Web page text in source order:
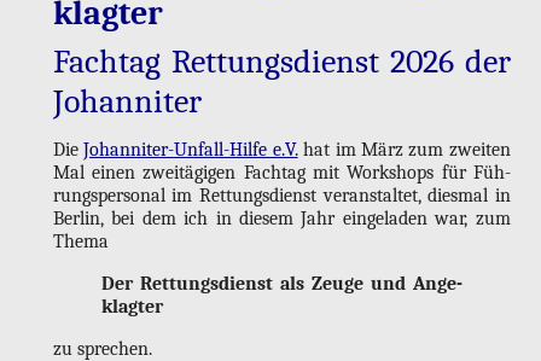
klag­ter
Fach­tag Ret­tungs­dienst 2026 der
Jo­han­ni­ter
DieJo­han­ni­ter-Un­fall-Hil­fe e.V.hat im März zum zwei­ten
Mal einen zwei­tä­gi­gen Fach­tag mit Work­shops für Füh­
rungs­per­so­nal im Ret­tungs­dienst ver­an­stal­tet, dies­mal in
Ber­lin, bei dem ich in die­sem Jahr ein­ge­la­den war, zum
Thema
Der Ret­tungs­dienst als Zeuge und An­ge­
klag­ter
zu spre­chen.